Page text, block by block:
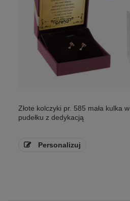
Złote kolczyki pr. 585 mała kulka w
pudełku z dedykacją
Personalizuj